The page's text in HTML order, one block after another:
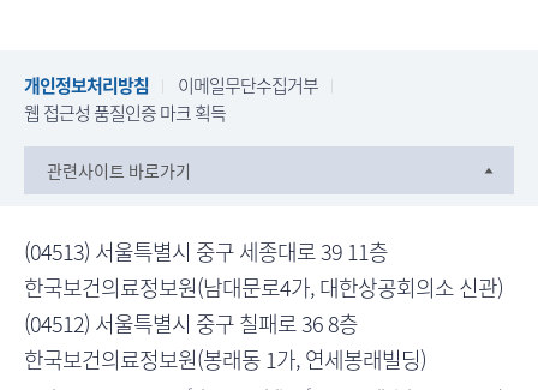
개인정보처리방침
이메일무단수집거부
웹 접근성 품질인증 마크 획득
관련사이트 바로가기
(04513) 서울특별시 중구 세종대로 39 11층
한국보건의료정보원(남대문로4가, 대한상공회의소 신관)
(04512) 서울특별시 중구 칠패로 36 8층
한국보건의료정보원(봉래동 1가, 연세봉래빌딩)